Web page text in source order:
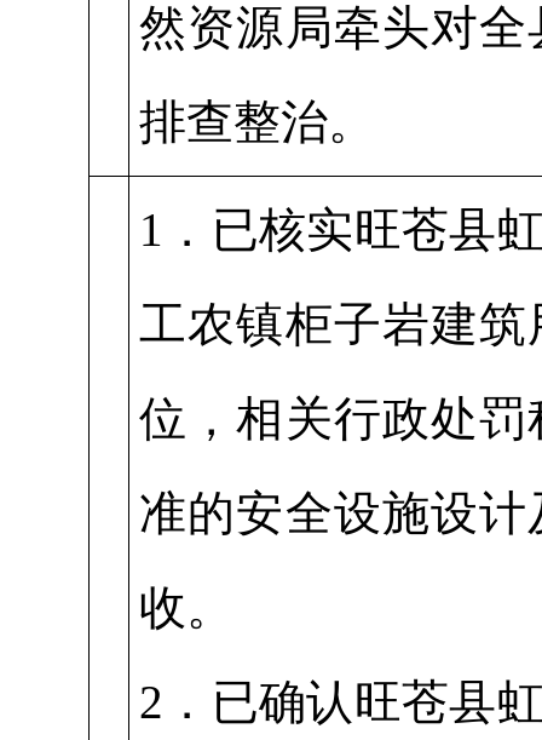
然资源局牵头对
排查整治。
1．已核实旺苍县
工农镇柜子岩建
位，相关行政处
准的安全设施设
收。
2．已确认旺苍县